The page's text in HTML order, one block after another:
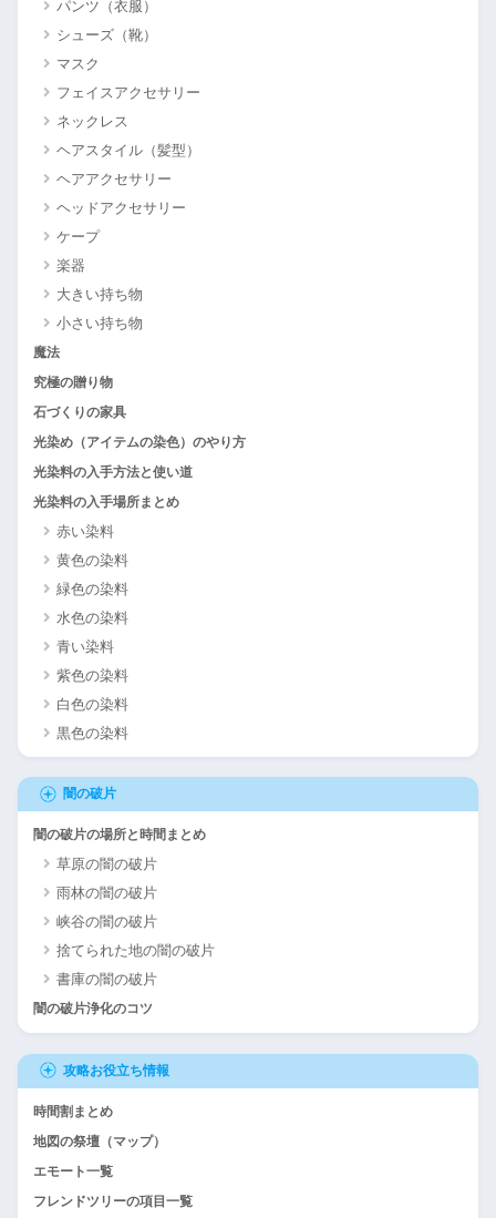
パンツ（衣服）
シューズ（靴）
マスク
フェイスアクセサリー
ネックレス
ヘアスタイル（髪型）
ヘアアクセサリー
ヘッドアクセサリー
ケープ
楽器
大きい持ち物
小さい持ち物
魔法
究極の贈り物
石づくりの家具
光染め（アイテムの染色）のやり方
光染料の入手方法と使い道
光染料の入手場所まとめ
赤い染料
黄色の染料
緑色の染料
水色の染料
青い染料
紫色の染料
白色の染料
黒色の染料
闇の破片
闇の破片の場所と時間まとめ
草原の闇の破片
雨林の闇の破片
峡谷の闇の破片
捨てられた地の闇の破片
書庫の闇の破片
闇の破片浄化のコツ
攻略お役立ち情報
時間割まとめ
地図の祭壇（マップ）
エモート一覧
フレンドツリーの項目一覧